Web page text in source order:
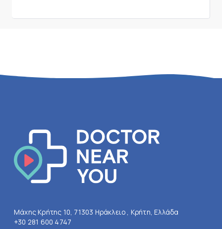
Μάχης Κρήτης 10, 71303 Ηράκλειο , Κρήτη, Ελλάδα
+30 281 600 4747